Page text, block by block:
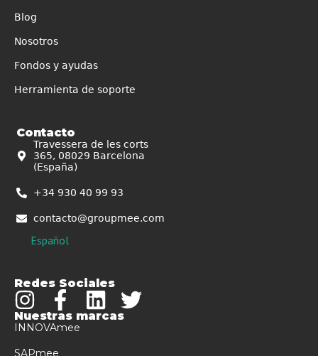
Blog
Nosotros
Fondos y ayudas
Herramienta de soporte
Contacto
Travessera de les corts
365, 08029 Barcelona
(España)
+34 930 40 99 93
contacto@groupmee.com
Español
Redes Sociales
Nuestras marcas
INNOVAmee
SAPmee